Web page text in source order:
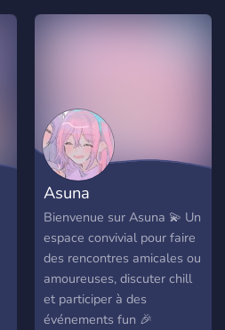
(sauf @monsuta toujours
colère colère lui), partager
animé ou encore rigoler et
t'amuser, ce serveur est fait
pour toi!
°•°•°•°•°•~~~~~~~~•?
•~~~~~~~~°•°•°•°•°• ╭・?
Ce que nous offrons ? °•?
une communauté agréable
et amicale・ °• un staff
actif et à l'écoute ˖? °•? des
discussions sympas et
amusantes °•emoji ultra
Asuna
Bienvenue sur Asuna 💫 Un
espace convivial pour faire
des rencontres amicales ou
amoureuses, discuter chill
et participer à des
événements fun 🎉